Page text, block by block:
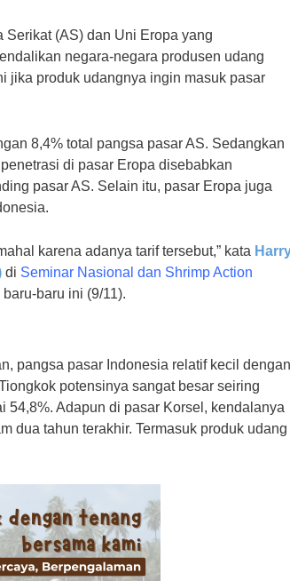
Serikat (AS) dan Uni Eropa yang
negara-negara produsen udang
jika produk udangnya ingin masuk pasar
8,4% total pangsa pasar AS. Sedangkan
di pasar Eropa disebabkan
pasar AS. Selain itu, pasar Eropa juga
karena adanya tarif tersebut,” kata
di Seminar Nasional dan Shrimp Action
baru-baru ini (9/11).
pangsa pasar Indonesia relatif kecil
potensinya sangat besar seiring
54,8%.Adapun di pasar Korsel, kendalanya
dua tahun terakhir. Termasuk produk udang